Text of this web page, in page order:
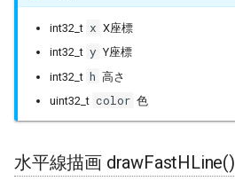
int32_t x X座標
int32_t y Y座標
int32_t h 高さ
uint32_t color 色
水平線描画 drawFastHLine()